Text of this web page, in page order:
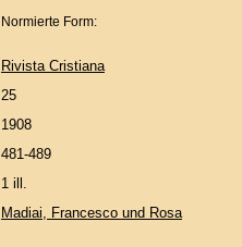
Normierte Form:
Rivista Cristiana
25
1908
481-489
1 ill.
Madiai, Francesco und Rosa